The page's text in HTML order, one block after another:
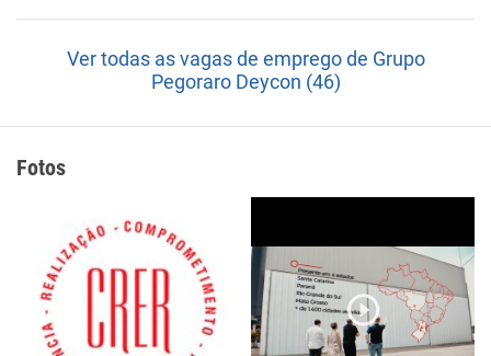
Ver todas as vagas de emprego de Grupo
Pegoraro Deycon (46)
Fotos